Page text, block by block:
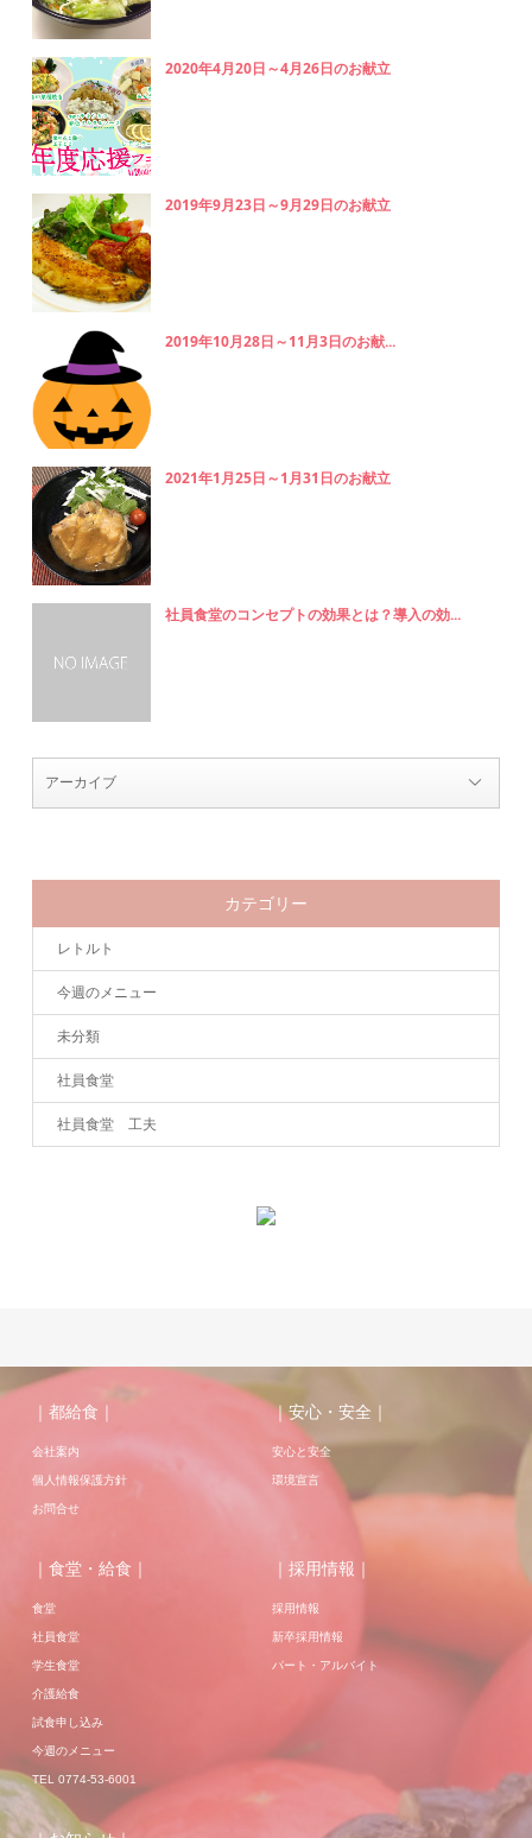
2020年4月20日～4月26日のお献立
2019年9月23日～9月29日のお献立
2019年10月28日～11月3日のお献...
2021年1月25日～1月31日のお献立
社員食堂のコンセプトの効果とは？導入の効...
カテゴリー
レトルト
今週のメニュー
未分類
社員食堂
社員食堂 工夫
｜都給食｜
会社案内
個人情報保護方針
お問合せ
｜安心・安全｜
安心と安全
環境宣言
｜食堂・給食｜
食堂
社員食堂
学生食堂
介護給食
試食申し込み
今週のメニュー
TEL 0774-53-6001
｜採用情報｜
採用情報
新卒採用情報
パート・アルバイト